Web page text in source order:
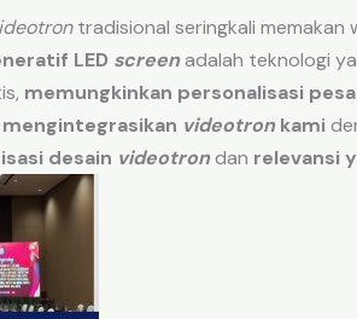
tradisional seringkali memakan
LED screenadalah teknologi
memungkinkan personalisasi
mengintegrasikan videotronkami
desain videotrondan relevansi